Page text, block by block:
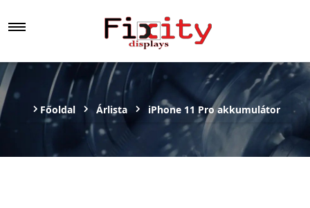
Főoldal Árlista iPhone 11 Pro akkumulátor